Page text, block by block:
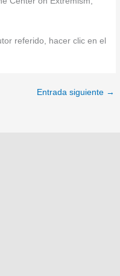
referido, hacer clic en el
Entrada siguiente →